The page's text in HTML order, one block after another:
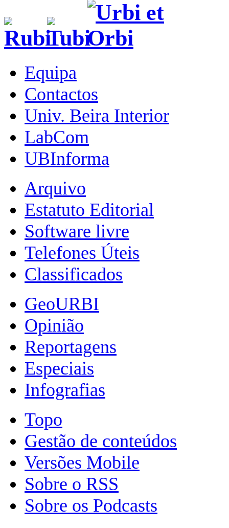
Equipa
Contactos
Univ. Beira Interior
LabCom
UBInforma
Arquivo
Estatuto Editorial
Software livre
Telefones Úteis
Classificados
GeoURBI
Opinião
Reportagens
Especiais
Infografias
Topo
Gestão de conteúdos
Versões Mobile
Sobre o RSS
Sobre os Podcasts